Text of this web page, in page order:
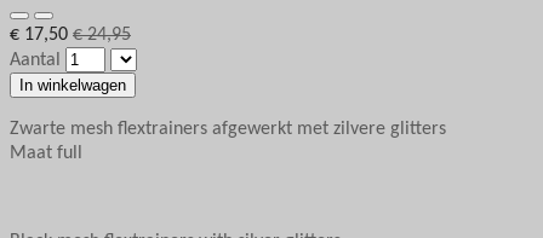
€ 17,50 € 24,95
Aantal
In winkelwagen
Zwarte mesh flextrainers afgewerkt met zilvere glitters
Maat full